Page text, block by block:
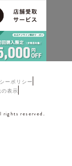
ーポリシー
の表示
rights reserved.